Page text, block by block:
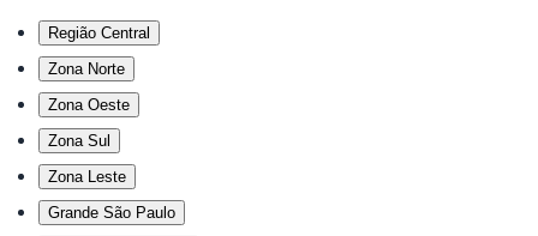
Região Central
Zona Norte
Zona Oeste
Zona Sul
Zona Leste
Grande São Paulo